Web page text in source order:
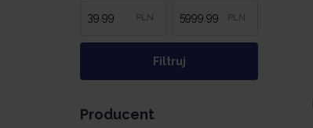
PLN PLN
Producent